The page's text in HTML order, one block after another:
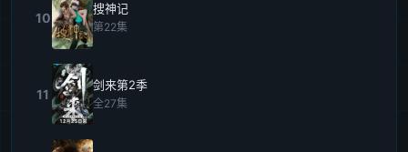
10
搜神记
第22集
11
剑来第2季
全27集